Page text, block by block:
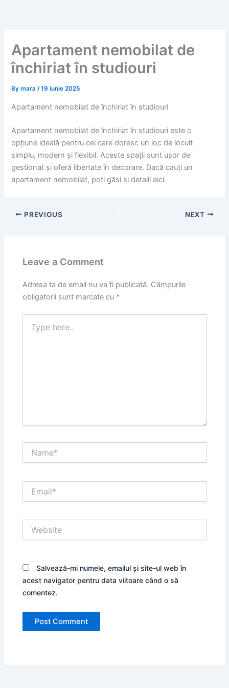
Apartament nemobilat de
închiriat în studiouri
Bymara/19 iunie 2025
Apartament nemobilat de închiriat în studiouri
Apartament nemobilat de închiriat în studiouri este o
opțiune ideală pentru cei care doresc un loc de locuit
simplu, modern și flexibil. Aceste spații sunt ușor de
gestionat și oferă libertate în decorare. Dacă cauți un
apartament nemobilat, poți găsi și detalii aici.
PREVIOUS NEXT
Leave a Comment
Adresa ta de email nu va fi publicată. Câmpurile
obligatorii sunt marcate cu *
here..
Salvează-mi numele, emailul și site-ul web în
acest navigator pentru data viitoare când o să
comentez.